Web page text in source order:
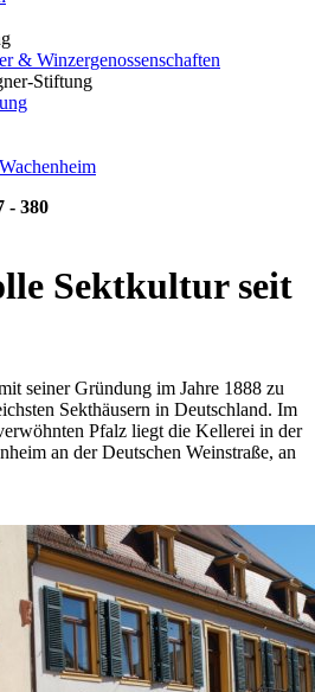
& Winzergenossenschaften
Stiftung
- 380
Sektkultur seit
seiner Gründung im Jahre 1888 zu
Sekthäusern in Deutschland. Im
Pfalz liegt die Kellerei in der
an der Deutschen Weinstraße, an